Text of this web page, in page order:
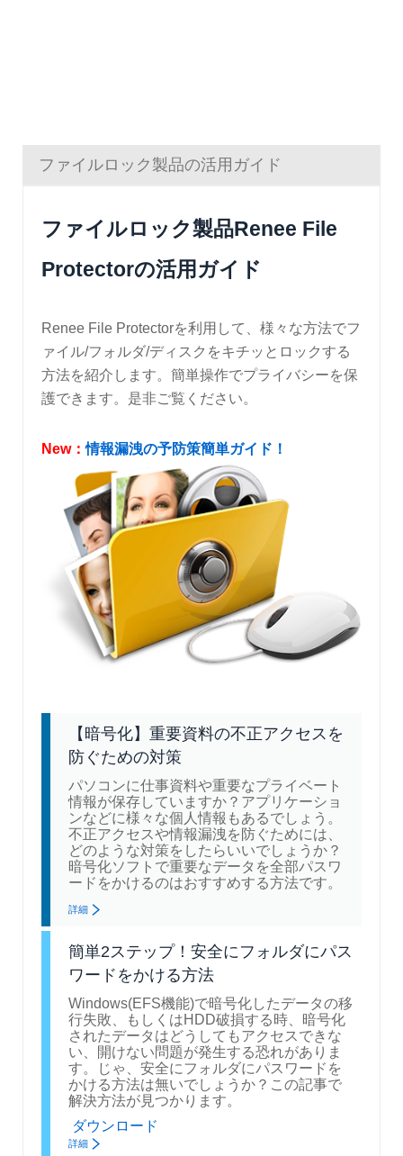
ファイルロック製品の活用ガイド
ファイルロック製品Renee File
Protectorの活用ガイド
Renee File Protectorを利用して、様々な方法でフ
ァイル/フォルダ/ディスクをキチッとロックする
方法を紹介します。簡単操作でプライバシーを保
護できます。是非ご覧ください。
New：情報漏洩の予防策簡単ガイド！
【暗号化】重要資料の不正アクセスを
防ぐための対策
パソコンに仕事資料や重要なプライベート
情報が保存していますか？アプリケーショ
ンなどに様々な個人情報もあるでしょう。
不正アクセスや情報漏洩を防ぐためには、
どのような対策をしたらいいでしょうか？
暗号化ソフトで重要なデータを全部パスワ
ードをかけるのはおすすめする方法です。
詳細
簡単2ステップ！安全にフォルダにパス
ワードをかける方法
Windows(EFS機能)で暗号化したデータの移
行失敗、もしくはHDD破損する時、暗号化
されたデータはどうしてもアクセスできな
い、開けない問題が発生する恐れがありま
す。じゃ、安全にフォルダにパスワードを
かける方法は無いでしょうか？この記事で
解決方法が見つかります。
ダウンロード
詳細